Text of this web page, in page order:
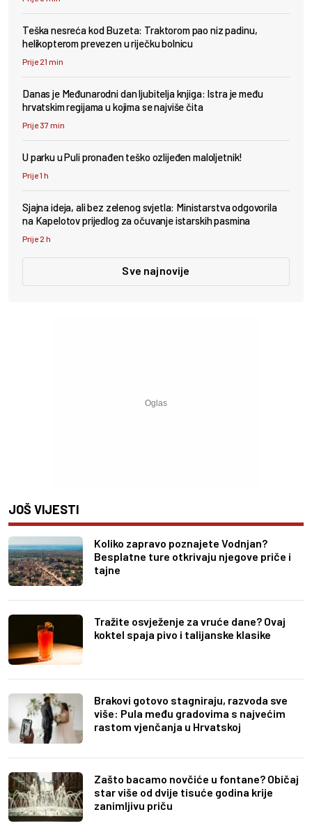
Teška nesreća kod Buzeta: Traktorom pao niz padinu,
helikopterom prevezen u riječku bolnicu
Prije 21 min
Danas je Međunarodni dan ljubitelja knjiga: Istra je među
hrvatskim regijama u kojima se najviše čita
Prije 37 min
U parku u Puli pronađen teško ozlijeđen maloljetnik!
Prije 1 h
Sjajna ideja, ali bez zelenog svjetla: Ministarstva odgovorila
na Kapelotov prijedlog za očuvanje istarskih pasmina
Prije 2 h
Sve najnovije
JOŠ VIJESTI
Koliko zapravo poznajete Vodnjan?
Besplatne ture otkrivaju njegove priče i
tajne
Tražite osvježenje za vruće dane? Ovaj
koktel spaja pivo i talijanske klasike
Brakovi gotovo stagniraju, razvoda sve
više: Pula među gradovima s najvećim
rastom vjenčanja u Hrvatskoj
Zašto bacamo novčiće u fontane? Običaj
star više od dvije tisuće godina krije
zanimljivu priču